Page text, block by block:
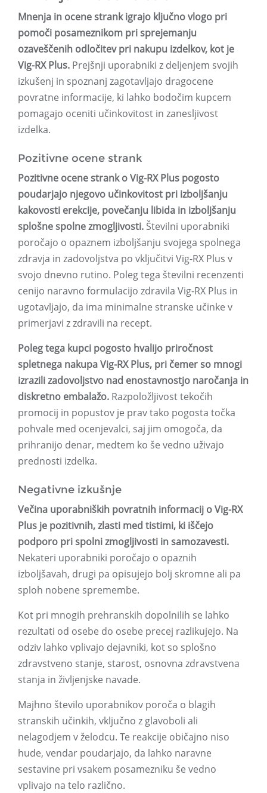
Mnenja in ocene strank igrajo ključno vlogo pri
pomoči posameznikom pri sprejemanju
ozaveščenih odločitev pri nakupu izdelkov, kot je
Vig-RX Plus. Prejšnji uporabniki z deljenjem svojih
izkušenj in spoznanj zagotavljajo dragocene
povratne informacije, ki lahko bodočim kupcem
pomagajo oceniti učinkovitost in zanesljivost
izdelka.
Pozitivne ocene strank
Pozitivne ocene strank o Vig-RX Plus pogosto
poudarjajo njegovo učinkovitost pri izboljšanju
kakovosti erekcije, povečanju libida in izboljšanju
splošne spolne zmogljivosti. Številni uporabniki
poročajo o opaznem izboljšanju svojega spolnega
zdravja in zadovoljstva po vključitvi Vig-RX Plus v
svojo dnevno rutino. Poleg tega številni recenzenti
cenijo naravno formulacijo zdravila Vig-RX Plus in
ugotavljajo, da ima minimalne stranske učinke v
primerjavi z zdravili na recept.
Poleg tega kupci pogosto hvalijo priročnost
spletnega nakupa Vig-RX Plus, pri čemer so mnogi
izrazili zadovoljstvo nad enostavnostjo naročanja in
diskretno embalažo. Razpoložljivost tekočih
promocij in popustov je prav tako pogosta točka
pohvale med ocenjevalci, saj jim omogoča, da
prihranijo denar, medtem ko še vedno uživajo
prednosti izdelka.
Negativne izkušnje
Večina uporabniških povratnih informacij o Vig-RX
Plus je pozitivnih, zlasti med tistimi, ki iščejo
podporo pri spolni zmogljivosti in samozavesti.
Nekateri uporabniki poročajo o opaznih
izboljšavah, drugi pa opisujejo bolj skromne ali pa
sploh nobene spremembe.
Kot pri mnogih prehranskih dopolnilih se lahko
rezultati od osebe do osebe precej razlikujejo. Na
odziv lahko vplivajo dejavniki, kot so splošno
zdravstveno stanje, starost, osnovna zdravstvena
stanja in življenjske navade.
Majhno število uporabnikov poroča o blagih
stranskih učinkih, vključno z glavoboli ali
nelagodjem v želodcu. Te reakcije običajno niso
hude, vendar poudarjajo, da lahko naravne
sestavine pri vsakem posamezniku še vedno
vplivajo na telo različno.